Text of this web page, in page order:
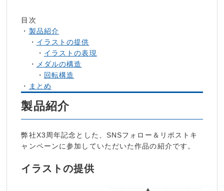
目次
・ 製品紹介
・ イラストの提供
・ イラストの表現
・ メダルの構造
・ 回転構造
・ まとめ
製品紹介
弊社X3周年記念とした、SNSフォロー＆リポストキ
ャンペーンに参加していただいた作品の紹介です。
イラストの提供